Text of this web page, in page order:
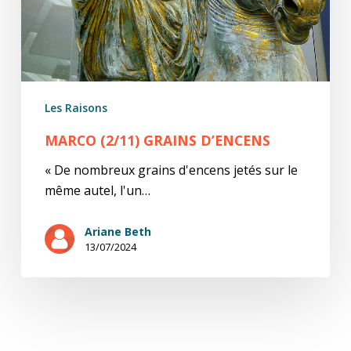
Les Raisons
MARCO (2/11) GRAINS D’ENCENS
« De nombreux grains d'encens jetés sur le
même autel, l'un…
Ariane Beth
13/07/2024